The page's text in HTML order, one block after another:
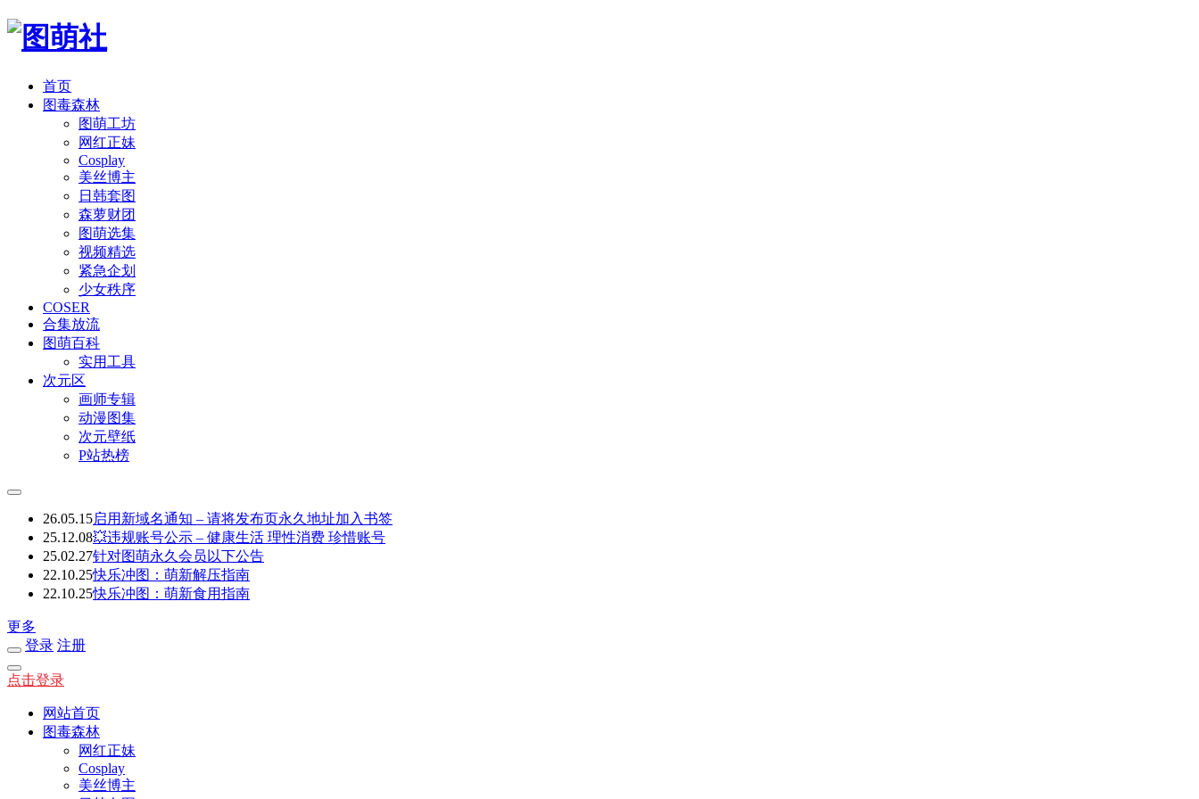
首页
图毒森林
图萌工坊
网红正妹
Cosplay
美丝博主
日韩套图
森萝财团
图萌选集
视频精选
紧急企划
少女秩序
COSER
合集放流
图萌百科
实用工具
次元区
画师专辑
动漫图集
次元壁纸
P站热榜
26.05.15启用新域名通知 – 请将发布页永久地址加入书签
25.12.08💥违规账号公示 – 健康生活 理性消费 珍惜账号
25.02.27针对图萌永久会员以下公告
22.10.25快乐冲图：萌新解压指南
22.10.25快乐冲图：萌新食用指南
更多
登录 注册
点击登录
网站首页
图毒森林
网红正妹
Cosplay
美丝博主